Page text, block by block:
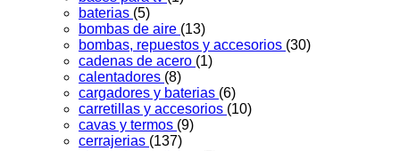
baterias (5)
bombas de aire (13)
bombas, repuestos y accesorios (30)
cadenas de acero (1)
calentadores (8)
cargadores y baterias (6)
carretillas y accesorios (10)
cavas y termos (9)
cerrajerias (137)